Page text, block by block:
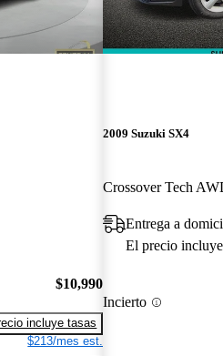
$10,990
incluye tasas
$213/mes est.
2009 Suzuki SX4
Crossover Tech
Entrega a
El precio
Incierto